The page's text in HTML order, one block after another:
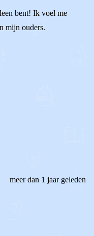
bent! Ik voel me
mijn ouders.
meer dan 1 jaar geleden